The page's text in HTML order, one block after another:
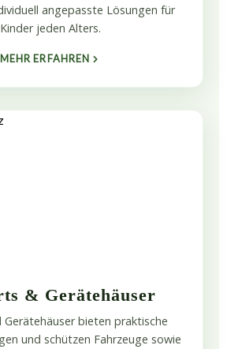
angepasste Lösungen für
Kinder jeden Alters.
MEHR ERFAHREN
& Gerätehäuser
bieten praktische
und schützen Fahrzeuge sowie